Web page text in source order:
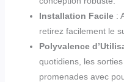
Installation Facile:
retirez facilement le
Polyvalence
quotidiens, les
promenades avec